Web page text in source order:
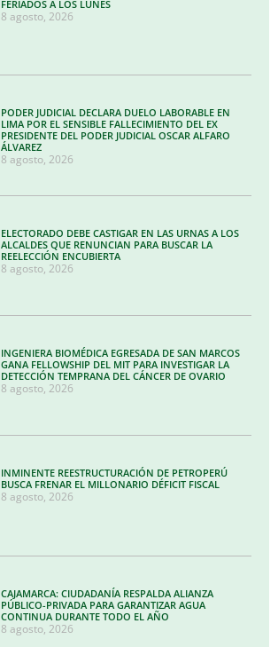
FERIADOS A LOS LUNES
8 agosto, 2026
PODER JUDICIAL DECLARA DUELO LABORABLE EN
LIMA POR EL SENSIBLE FALLECIMIENTO DEL EX
PRESIDENTE DEL PODER JUDICIAL OSCAR ALFARO
ÁLVAREZ
8 agosto, 2026
ELECTORADO DEBE CASTIGAR EN LAS URNAS A LOS
ALCALDES QUE RENUNCIAN PARA BUSCAR LA
REELECCIÓN ENCUBIERTA
8 agosto, 2026
INGENIERA BIOMÉDICA EGRESADA DE SAN MARCOS
GANA FELLOWSHIP DEL MIT PARA INVESTIGAR LA
DETECCIÓN TEMPRANA DEL CÁNCER DE OVARIO
8 agosto, 2026
INMINENTE REESTRUCTURACIÓN DE PETROPERÚ
BUSCA FRENAR EL MILLONARIO DÉFICIT FISCAL
8 agosto, 2026
CAJAMARCA: CIUDADANÍA RESPALDA ALIANZA
PÚBLICO-PRIVADA PARA GARANTIZAR AGUA
CONTINUA DURANTE TODO EL AÑO
8 agosto, 2026